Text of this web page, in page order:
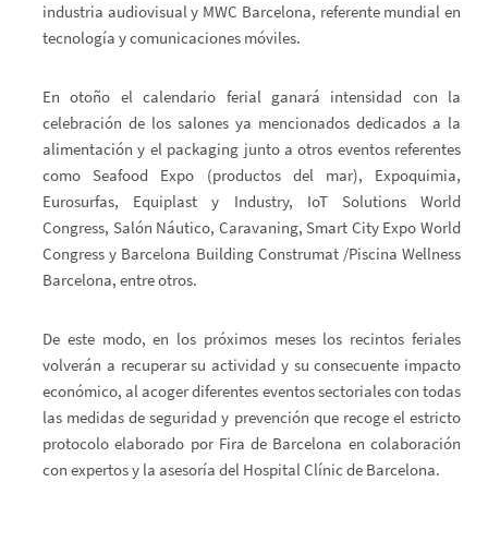
industria audiovisual y MWC Barcelona, referente mundial en
tecnología y comunicaciones móviles.
En otoño el calendario ferial ganará intensidad con la
celebración de los salones ya mencionados dedicados a la
alimentación y el packaging junto a otros eventos referentes
como Seafood Expo (productos del mar), Expoquimia,
Eurosurfas, Equiplast y Industry, IoT Solutions World
Congress, Salón Náutico, Caravaning, Smart City Expo World
Congress y Barcelona Building Construmat /Piscina Wellness
Barcelona, entre otros.
De este modo, en los próximos meses los recintos feriales
volverán a recuperar su actividad y su consecuente impacto
económico, al acoger diferentes eventos sectoriales con todas
las medidas de seguridad y prevención que recoge el estricto
protocolo elaborado por Fira de Barcelona en colaboración
con expertos y la asesoría del Hospital Clínic de Barcelona.